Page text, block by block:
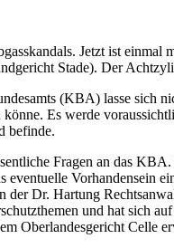
Jetzt ist
Stade). Der
(KBA) lasse sich
Es werde
befinde.
Fragen an das
Vorhandensein
Dr. Hartung
und hat sich
Oberlandesgericht Celle